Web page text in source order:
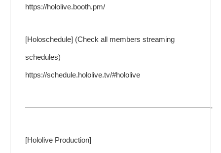
https://hololive.booth.pm/
[Holoschedule] (Check all members streaming
schedules)
https://schedule.hololive.tv/#hololive
—————————————————————————-
[Hololive Production]